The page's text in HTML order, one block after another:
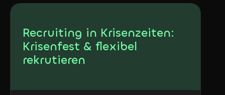
Recruiting in Krisenzeiten:
Krisenfest & flexibel
rekrutieren